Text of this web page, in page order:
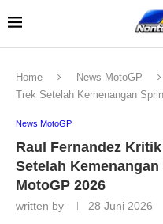
Home News MotoGP
Trek Setelah Kemenangan
News MotoGP
Raul Fernandez
Setelah
MotoGP 2026
written by 28 Juni 2026